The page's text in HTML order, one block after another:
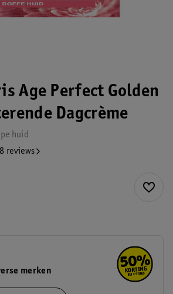
Age Perfect Golden
Dagcrème
huid
reviews
merken